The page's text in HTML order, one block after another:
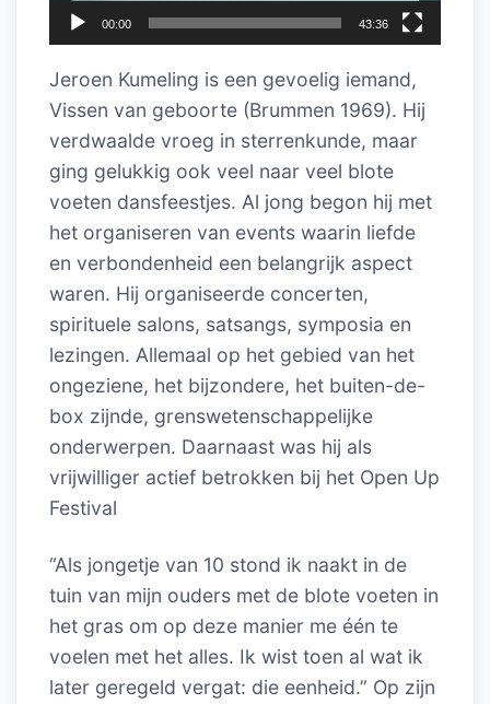
00:00 43:36
Jeroen Kumeling is een gevoelig iemand,
Vissen van geboorte (Brummen 1969). Hij
verdwaalde vroeg in sterrenkunde, maar
ging gelukkig ook veel naar veel blote
voeten dansfeestjes. Al jong begon hij met
het organiseren van events waarin liefde
en verbondenheid een belangrijk aspect
waren. Hij organiseerde concerten,
spirituele salons, satsangs, symposia en
lezingen. Allemaal op het gebied van het
ongeziene, het bijzondere, het buiten-de-
box zijnde, grenswetenschappelijke
onderwerpen. Daarnaast was hij als
vrijwilliger actief betrokken bij het Open Up
Festival
“Als jongetje van 10 stond ik naakt in de
tuin van mijn ouders met de blote voeten in
het gras om op deze manier me één te
voelen met het alles. Ik wist toen al wat ik
later geregeld vergat: die eenheid.” Op zijn